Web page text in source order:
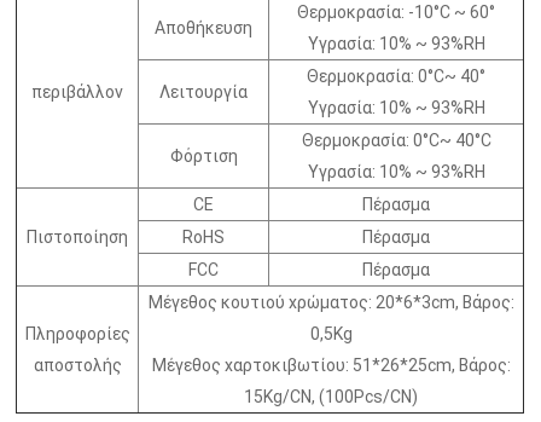
περιβάλλον
Αποθήκευση
Θερμοκρασία: -10°C ~ 60°
Υγρασία: 10% ~ 93%RH
Λειτουργία
Θερμοκρασία: 0°C~ 40°
Υγρασία: 10% ~ 93%RH
Φόρτιση
Θερμοκρασία: 0°C~ 40°C
Υγρασία: 10% ~ 93%RH
Πιστοποίηση
CE
Πέρασμα
RoHS
Πέρασμα
FCC
Πέρασμα
Πληροφορίες
αποστολής
Μέγεθος κουτιού χρώματος: 20*6*3cm, Βάρος:
0,5Kg
Μέγεθος χαρτοκιβωτίου: 51*26*25cm, Βάρος:
15Kg/CN, (100Pcs/CN)